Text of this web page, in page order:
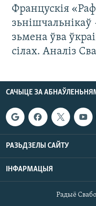
Францускія
зьмена ўва
сілах. Аналіз
САЧЫЦЕ ЗА
РАЗЬДЗЕЛЫ САЙТУ
ІНФАРМАЦЫЯ
Радыё